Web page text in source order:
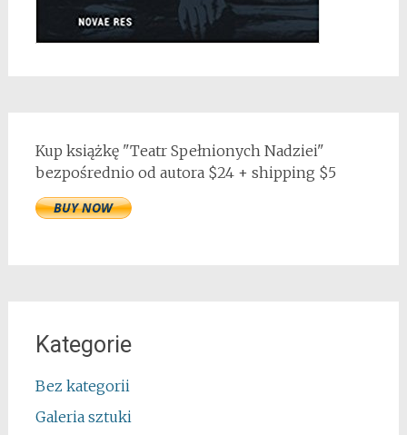
Kup książkę "Teatr Spełnionych Nadziei"
bezpośrednio od autora $24 + shipping $5
Kategorie
Bez kategorii
Galeria sztuki